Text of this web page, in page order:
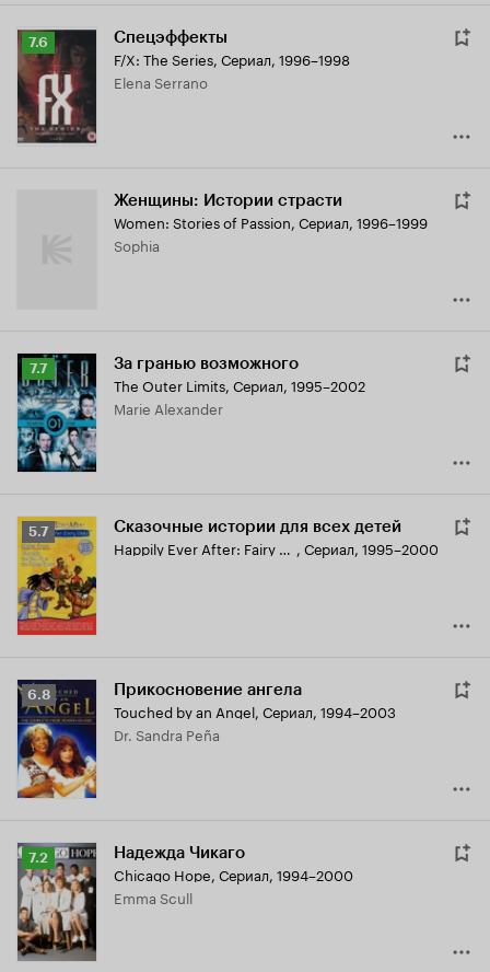
Рейтинг
Кинопоиска
7.6
7.6 Спецэффекты
F/X: The Series, Сериал, 1996–1998
Elena Serrano
Женщины: Истории страсти
Women: Stories of Passion, Сериал, 1996–1999
Sophia
Рейтинг
Кинопоиска
7.7
7.7 За гранью возможного
The Outer Limits, Сериал, 1995–2002
Marie Alexander
Рейтинг
Кинопоиска
5.7
5.7 Сказочные истории для всех детей
Happily Ever After: Fairy Tales for Every Child , Сериал, 1995–2000
Рейтинг
Кинопоиска
6.8
6.8 Прикосновение ангела
Touched by an Angel, Сериал, 1994–2003
Dr. Sandra Peña
Рейтинг
Кинопоиска
7.2
7.2 Надежда Чикаго
Chicago Hope, Сериал, 1994–2000
Emma Scull